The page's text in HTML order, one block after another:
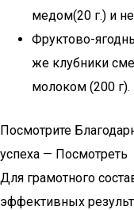
медом(20 г.) и
Фруктово-
же клубники
молоком (200 г).
Посмотрите
успеха — Посмотреть
Для грамотного
эффективных